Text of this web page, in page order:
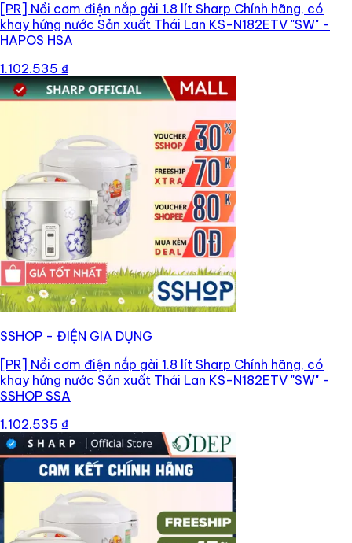
[PR] Nồi cơm điện nắp gài 1.8 lít Sharp Chính hãng, có
khay hứng nước Sản xuất Thái Lan KS-N182ETV "SW" -
HAPOS HSA
1.102.535 ₫
SSHOP - ĐIỆN GIA DỤNG
[PR] Nồi cơm điện nắp gài 1.8 lít Sharp Chính hãng, có
khay hứng nước Sản xuất Thái Lan KS-N182ETV "SW" -
SSHOP SSA
1.102.535 ₫